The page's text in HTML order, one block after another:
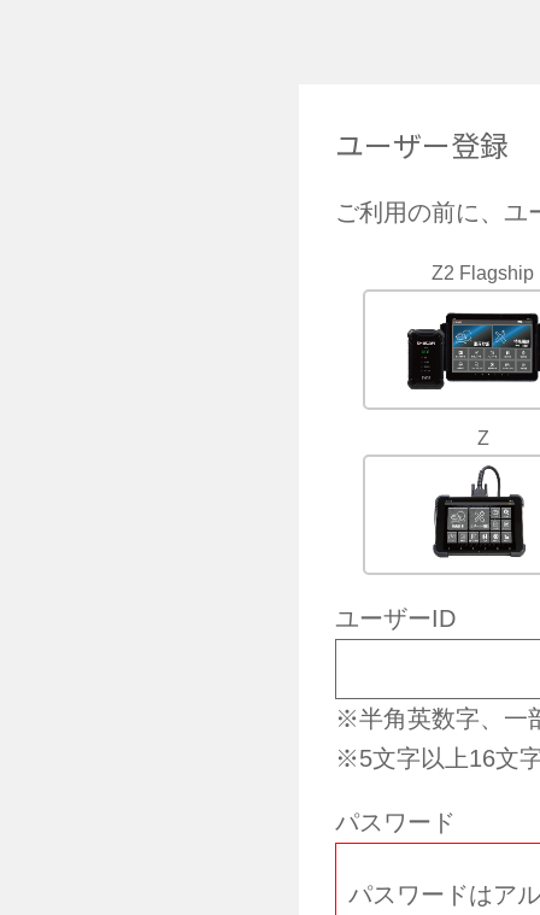
ユーザー登録
ご利用の前に、ユ
Z2 Flagship
Z
ユーザーID
※半角英数字、一
※5文字以上16文
パスワード
パスワードはア